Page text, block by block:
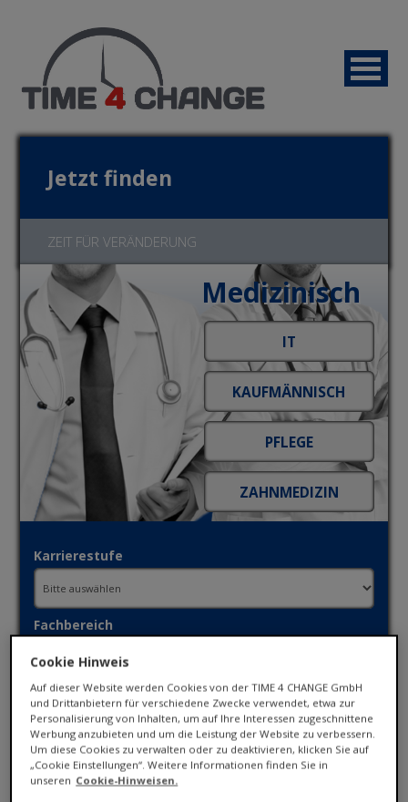
Jetzt bewerben!
Jetzt finden
ZEIT FÜR VERÄNDERUNG
Medizinisch
Karrierestufe
Fachbereich
Ort / PLZ
Umkreis
Cookie Hinweis
Auf dieser Website werden Cookies von der TIME 4 CHANGE GmbH
und Drittanbietern für verschiedene Zwecke verwendet, etwa zur
Personalisierung von Inhalten, um auf Ihre Interessen zugeschnittene
Werbung anzubieten und um die Leistung der Website zu verbessern.
Um diese Cookies zu verwalten oder zu deaktivieren, klicken Sie auf
„Cookie Einstellungen“. Weitere Informationen finden Sie in
unseren Cookie-Hinweisen.